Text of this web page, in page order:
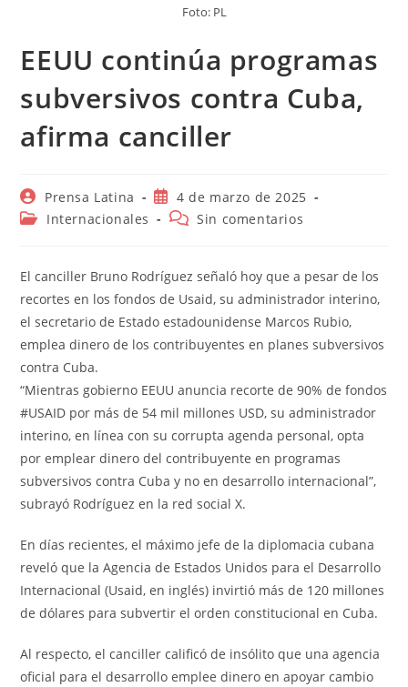
Foto: PL
EEUU continúa programas
subversivos contra Cuba,
afirma canciller
Autor
de
Prensa Latina
Publicación
de
4 de marzo de 2025
Categoría
entrada:
Internacionales
Comentarios
entrada:
Sin comentarios
El canciller Bruno Rodríguez señaló hoy que a pesar de los
recortes en los fondos de Usaid, su administrador interino,
el secretario de Estado estadounidense Marcos Rubio,
emplea dinero de los contribuyentes en planes subversivos
contra Cuba.
“Mientras gobierno EEUU anuncia recorte de 90% de fondos
#USAID por más de 54 mil millones USD, su administrador
interino, en línea con su corrupta agenda personal, opta
por emplear dinero del contribuyente en programas
subversivos contra Cuba y no en desarrollo internacional”,
subrayó Rodríguez en la red social X.
En días recientes, el máximo jefe de la diplomacia cubana
reveló que la Agencia de Estados Unidos para el Desarrollo
Internacional (Usaid, en inglés) invirtió más de 120 millones
de dólares para subvertir el orden constitucional en Cuba.
Al respecto, el canciller calificó de insólito que una agencia
oficial para el desarrollo emplee dinero en apoyar cambio